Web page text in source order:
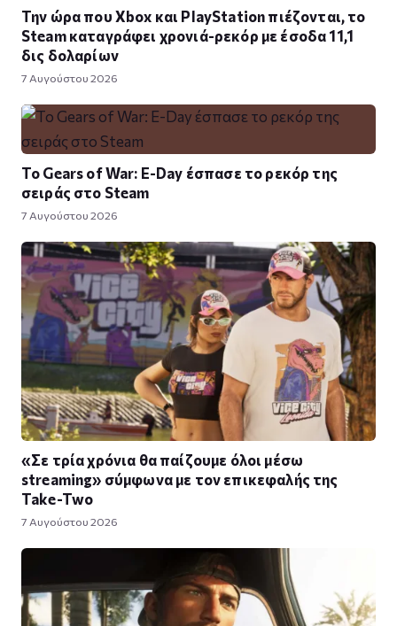
Την ώρα που Xbox και PlayStation πιέζονται, το
Steam καταγράφει χρονιά-ρεκόρ με έσοδα 11,1
δις δολαρίων
7 Αυγούστου 2026
Το Gears of War: E-Day έσπασε το ρεκόρ της
σειράς στο Steam
7 Αυγούστου 2026
«Σε τρία χρόνια θα παίζουμε όλοι μέσω
streaming» σύμφωνα με τον επικεφαλής της
Take-Two
7 Αυγούστου 2026